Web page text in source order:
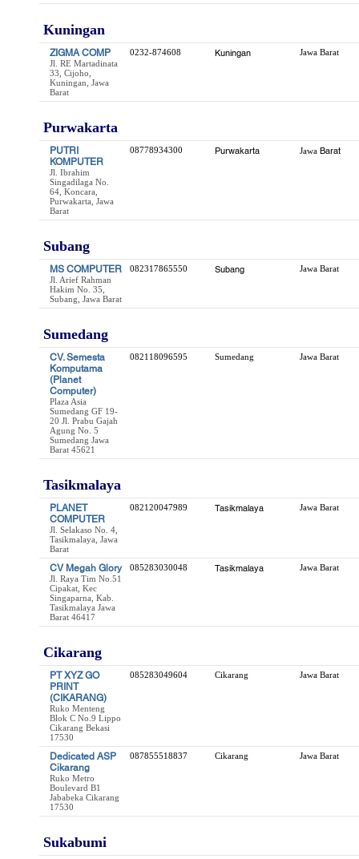
Kuningan
ZIGMA COMP
Jl. RE Martadinata
33, Cijoho,
Kuningan, Jawa
Barat
0232-874608 Kuningan Jawa Barat
Purwakarta
PUTRI
KOMPUTER
Jl. Ibrahim
Singadilaga No.
64, Koncara,
Purwakarta, Jawa
Barat
08778934300 Purwakarta JawaBarat
Subang
MS COMPUTER
Jl. Arief Rahman
Hakim No. 35,
Subang, Jawa Barat
082317865550 Subang Jawa Barat
Sumedang
CV. Semesta
Komputama
(Planet
Computer)
Plaza Asia
Sumedang GF 19-
20 Jl. Prabu Gajah
Agung No. 5
Sumedang Jawa
Barat 45621
082118096595 Sumedang Jawa Barat
Tasikmalaya
PLANET
COMPUTER
Jl. Selakaso No. 4,
Tasikmalaya, Jawa
Barat
082120047989 Tasikmalaya Jawa Barat
CV Megah Glory
Jl. Raya Tim No.51
Cipakat, Kec
Singaparna, Kab.
Tasikmalaya Jawa
Barat 46417
085283030048 Tasikmalaya Jawa Barat
Cikarang
PT XYZ GO
PRINT
(CIKARANG)
Ruko Menteng
Blok C No.9 Lippo
Cikarang Bekasi
17530
085283049604 Cikarang Jawa Barat
Dedicated ASP
Cikarang
Ruko Metro
Boulevard B1
Jababeka Cikarang
17530
087855518837 Cikarang Jawa Barat
Sukabumi